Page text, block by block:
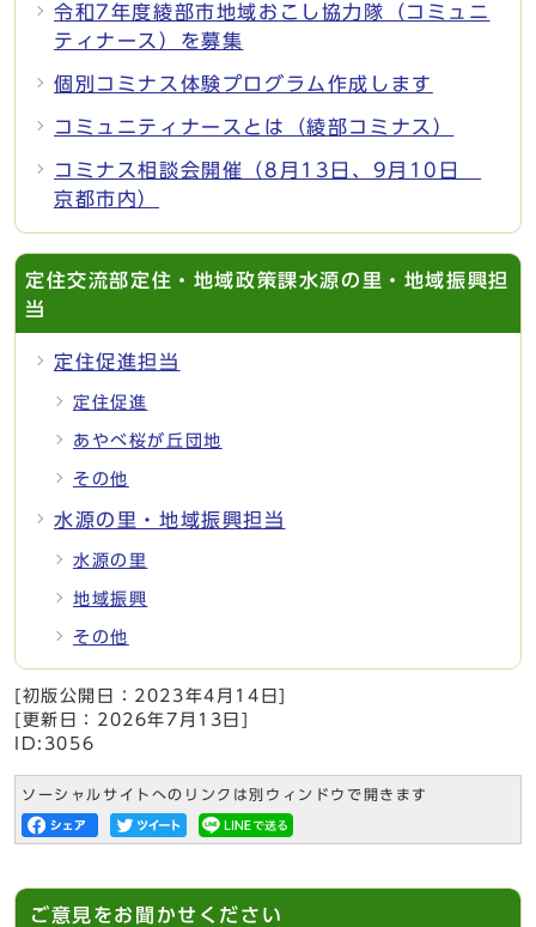
令和7年度綾部市地域おこし協力隊（コミュニ
ティナース）を募集
個別コミナス体験プログラム作成します
コミュニティナースとは（綾部コミナス）
コミナス相談会開催（8月13日、9月10日
京都市内）
定住交流部定住・地域政策課水源の里・地域振興担
当
定住促進担当
定住促進
あやべ桜が丘団地
その他
水源の里・地域振興担当
水源の里
地域振興
その他
[初版公開日： 2023年4月14日]
[更新日： 2026年7月13日 ]
ID:3056
ソーシャルサイトへのリンクは別ウィンドウで開きます
ご意見をお聞かせください